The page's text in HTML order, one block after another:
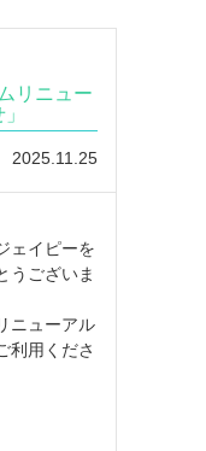
リニュー
2025.11.25
ェイピーを
うございま
ニューアル
利用くださ